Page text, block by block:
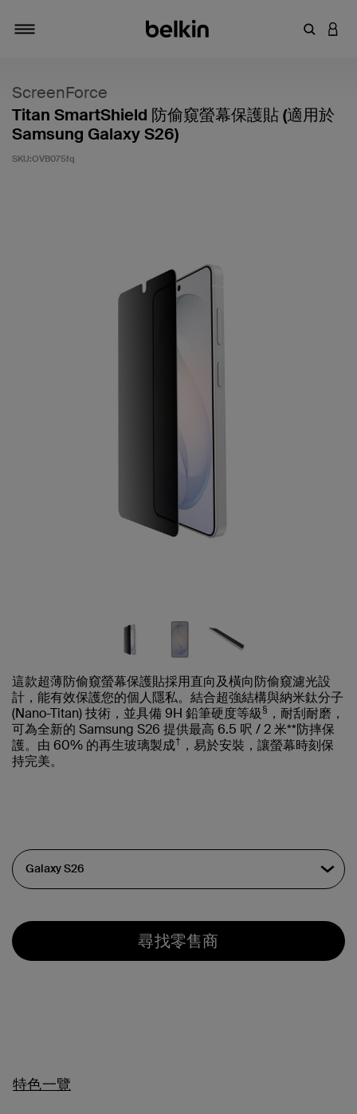
輸入關鍵
登入
ScreenForce
Titan SmartShield 防偷窺螢幕保護貼 (適用於
Samsung Galaxy S26)
SKU:OVB075fq
這款超薄防偷窺螢幕保護貼採用直向及橫向防偷窺濾光設
計，能有效保護您的個人隱私。結合超強結構與納米鈦分子
(Nano-Titan) 技術，並具備 9H 鉛筆硬度等級§ ，耐刮耐磨，
可為全新的 Samsung S26 提供最高 6.5 呎 / 2 米**防摔保
護。由 60% 的再生玻璃製成† ，易於安裝，讓螢幕時刻保
持完美。
尋找零售商
特色一覽